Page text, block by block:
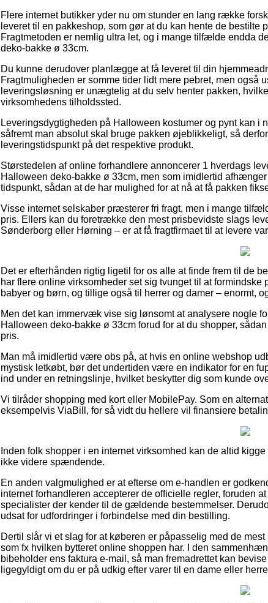
Flere internet butikker yder nu om stunder en lang række
leveret til en pakkeshop, som gør at du kan hente de bestilte
Fragtmetoden er nemlig ultra let, og i mange tilfælde endda
deko-bakke ø 33cm.
Du kunne derudover planlægge at få leveret til din
Fragtmuligheden er somme tider lidt mere pebret, men
leveringsløsning er unægtelig at du selv henter pakken,
virksomhedens tilholdssted.
Leveringsdygtigheden på Halloween kostumer og pynt kan
såfremt man absolut skal bruge pakken øjeblikkeligt, så
leveringstidspunkt på det respektive produkt.
Størstedelen af online forhandlere annoncerer 1 hverdags
Halloween deko-bakke ø 33cm, men som imidlertid
tidspunkt, sådan at de har mulighed for at nå at få pakken
Visse internet selskaber præsterer fri fragt, men i mange
pris. Ellers kan du foretrække den mest prisbevidste slags
Sønderborg eller Hørning – er at få fragtfirmaet til at levere
Det er efterhånden rigtig ligetil for os alle at finde frem til de
har flere online virksomheder set sig tvunget til at formindske
babyer og børn, og tillige også til herrer og damer – enormt,
Men det kan immervæk vise sig lønsomt at analysere nogle
Halloween deko-bakke ø 33cm forud for at du shopper,
pris.
Man må imidlertid være obs på, at hvis en online webshop
mystisk letkøbt, bør det undertiden være en indikator for en
ind under en retningslinje, hvilket beskytter dig som kunde
Vi tilråder shopping med kort eller MobilePay. Som en
eksempelvis ViaBill, for så vidt du hellere vil finansiere
Inden folk shopper i en internet virksomhed kan de altid
ikke videre spændende.
En anden valgmulighed er at efterse om e-handlen er
internet forhandleren accepterer de officielle regler, foruden
specialister der kender til de gældende bestemmelser.
udsat for udfordringer i forbindelse med din bestilling.
Dertil slår vi et slag for at køberen er påpasselig med de
som fx hvilken bytteret online shoppen har. I den
bibeholder ens faktura e-mail, så man fremadrettet kan
ligegyldigt om du er på udkig efter varer til en dame eller